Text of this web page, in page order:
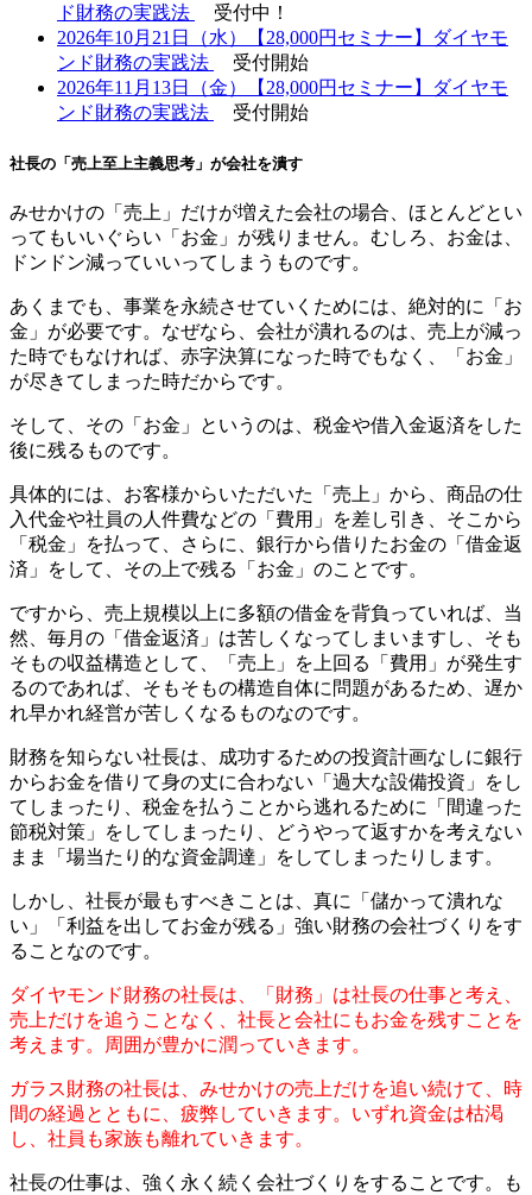
ド財務の実践法
受付中！
2026年10月21日（水）【28,000円セミナー】ダイヤモ
ンド財務の実践法
受付開始
2026年11月13日（金）【28,000円セミナー】ダイヤモ
ンド財務の実践法
受付開始
社長の「売上至上主義思考」が会社を潰す
みせかけの「売上」だけが増えた会社の場合、ほとんどとい
ってもいいぐらい「お金」が残りません。 むしろ、お金は、
ドンドン減っていいってしまうものです。
あくまでも、事業を永続させていくためには、絶対的に「お
金」が必要です。なぜなら、会社が潰れるのは、売上が減っ
た時でもなければ、赤字決算になった時でもなく、「お金」
が尽きてしまった時だからです。
そして、その「お金」というのは、税金や借入金返済をした
後に残るものです。
具体的には、お客様からいただいた「売上」から、商品の仕
入代金や社員の人件費などの「費用」を差し引き、そこから
「税金」を払って、さらに、銀行から借りたお金の「借金返
済」をして、その上で残る「お金」のことです。
ですから、売上規模以上に多額の借金を背負っていれば、当
然、毎月の「借金返済」は苦しくなってしまいますし、そも
そもの収益構造として、「売上」を上回る「費用」が発生す
るのであれば、そもそもの構造自体に問題があるため、遅か
れ早かれ経営が苦しくなるものなのです。
財務を知らない社長は、成功するための投資計画なしに銀行
からお金を借りて身の丈に合わない「過大な設備投資」をし
てしまったり、税金を払うことから逃れるために「間違った
節税対策」をしてしまったり、どうやって返すかを考えない
まま「場当たり的な資金調達」をしてしまったりします。
しかし、社長が最もすべきことは、真に「儲かって潰れな
い」「利益を出してお金が残る」強い財務の会社づくりをす
ることなのです。
ダイヤモンド財務の社長は、「財務」は社長の仕事と考え、
売上だけを追うことなく、社長と会社にもお金を残すことを
考えます。周囲が豊かに潤っていきます。
ガラス財務の社長は、みせかけの売上だけを追い続けて、時
間の経過とともに、疲弊していきます。いずれ資金は枯渇
し、社員も家族も離れていきます。
社長の仕事は、 強く永く続く会社づくりをすることです。も